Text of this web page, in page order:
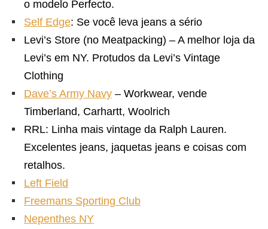
o modelo Perfecto.
Self Edge: Se você leva jeans a sério
Levi’s Store (no Meatpacking) – A melhor loja da
Levi’s em NY. Protudos da Levi’s Vintage
Clothing
Dave’s Army Navy – Workwear, vende
Timberland, Carhartt, Woolrich
RRL: Linha mais vintage da Ralph Lauren.
Excelentes jeans, jaquetas jeans e coisas com
retalhos.
Left Field
Freemans Sporting Club
Nepenthes NY